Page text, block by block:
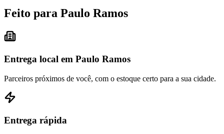
Feito para Paulo Ramos
Entrega local em Paulo Ramos
Parceiros próximos de você, com o estoque certo para a sua cidade.
Entrega rápida